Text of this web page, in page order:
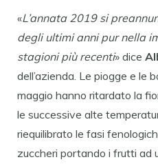
«L’annata 2019 si
degli ultimi anni pur nella
stagioni più recenti» dice
dell’azienda. Le piogge e le
maggio hanno ritardato la
le successive alte
riequilibrato le fasi
zuccheri portando i frutti ad